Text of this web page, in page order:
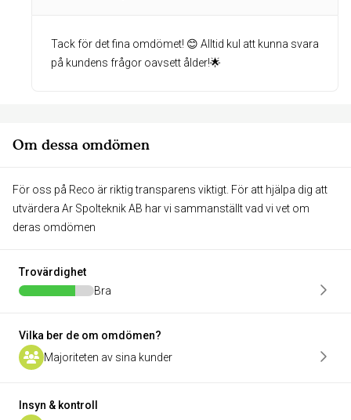
Om dessa omdömen
För oss på Reco är riktig transparens viktigt. För att hjälpa dig att
utvärdera Ar Spolteknik AB har vi sammanställt vad vi vet om
deras omdömen
Trovärdighet
Bra
Vilka ber de om omdömen?
Majoriteten av sina kunder
Insyn & kontroll
Tack för det fina omdömet! 😊 Alltid kul att kunna svara
på kundens frågor oavsett ålder!🌟